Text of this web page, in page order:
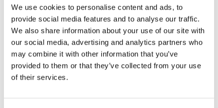
We use cookies to personalise content and ads, to
provide social media features and to analyse our traffic.
We also share information about your use of our site with
our social media, advertising and analytics partners who
may combine it with other information that you’ve
provided to them or that they’ve collected from your use
of their services.
Visualisierungen oder leistungsstarker Dashboards, die
Ihre Umfragedaten, Daten von Drittanbietern und First-
Party-Daten in Echtzeit integrieren.
Kontaktieren Sie uns über das folgende Formular.